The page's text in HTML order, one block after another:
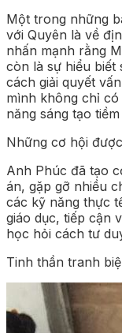
Một trong những
với Quyên là về
nhấn mạnh rằng
còn là sự hiểu biết
cách giải quyết
mình không chỉ
năng sáng tạo tiềm
Những cơ hội
Anh Phúc đã tạo
án, gặp gỡ nhiều
các kỹ năng thực
giáo dục, tiếp cận
học hỏi cách tư
Tinh thần tranh